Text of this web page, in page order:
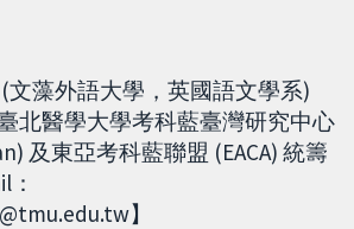
文藻外語大學，英國語文學系)
北醫學大學考科藍臺灣研究中心
及東亞考科藍聯盟 (EACA) 統籌
】